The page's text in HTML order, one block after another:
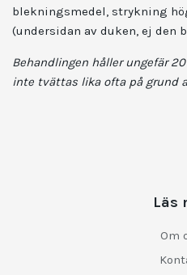
blekningsmedel, strykning
(undersidan av duken, ej den
Behandlingen håller ungefär
inte tvättas lika ofta på grund
Läs
Om